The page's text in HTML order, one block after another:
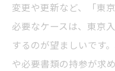
変更や更新など、「東
必要なケースは、東京
するのが望ましいです
や必要書類の持参が求